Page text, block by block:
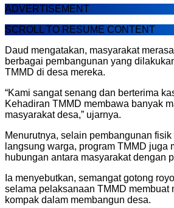
ADVERTISEMENT
SCROLL TO RESUME CONTENT
Daud mengatakan, masyarakat
berbagai pembangunan yang
TMMD di desa mereka.
“Kami sangat senang dan berterima
Kehadiran TMMD membawa banyak
masyarakat desa,” ujarnya.
Menurutnya, selain pembangunan
langsung warga, program TMMD juga
hubungan antara masyarakat dengan
Ia menyebutkan, semangat gotong
selama pelaksanaan TMMD membuat
kompak dalam membangun desa.